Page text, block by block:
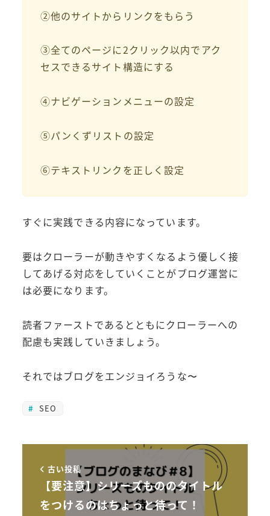
②他のサイトからリンクをもらう
③全てのページに2クリック以内でアク
セスできるサイト構造にする
④ナビゲーションメニューの設定
⑤パンくずリストの設定
⑥テキストリンクを正しく設定
すぐに実践できる内容になっています。
要はクローラーが動きやすくなるよう優しく接
してあげる対応をしていくことがブログ運営に
は必要になります。
読者ファーストであるとともにクローラーへの
配慮も実践していきましょう。
それではブログをエンジョイろうな〜
SEO
古い投稿
【要注意】シリーズもののタイトル
をつけるのはちょっと待って！